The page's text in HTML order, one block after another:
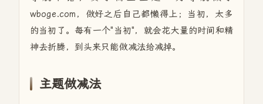
wboge.com，做好之后自己都懒得上；当初，太多
的当初了。每有一个"当初"，就会花大量的时间和精
神去折腾，到头来只能做减法给减掉。
主题做减法